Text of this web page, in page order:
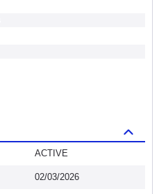
ACTIVE
02/03/2026